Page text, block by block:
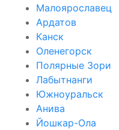
Малоярославец
Ардатов
Канск
Оленегорск
Полярные Зори
Лабытнанги
Южноуральск
Анива
Йошкар-Ола